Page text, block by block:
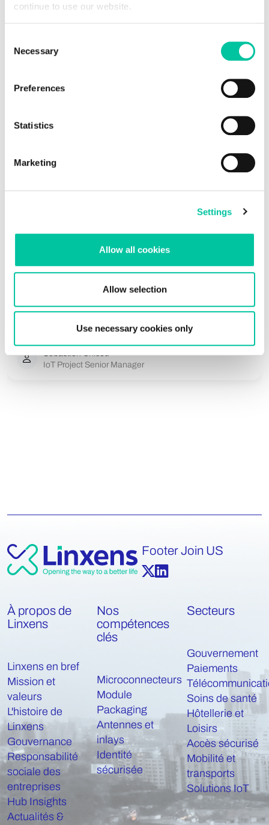
continue to use our website.
Selection
Necessary
Preferences
Statistics
Marketing
Settings
Allow all cookies
Allow selection
Use necessary cookies only
Linxens, partenaire du projet Wibatts
Le projet Wibatts vise à développer une étiquette RFID qui se
dégrade si les critères de température de la chaîne du froid ne
Sébastien Chicou
IoT Project Senior Manager
Footer Join US
À propos de
Linxens
Linxens en bref
Mission et
valeurs
L'histoire de
Linxens
Gouvernance
Responsabilité
sociale des
entreprises
Hub Insights
Actualités &
Nos
compétences
clés
Microconnecteurs
Module
Packaging
Antennes et
inlays
Identité
sécurisée
Secteurs
Gouvernement
Paiements
Soins de santé
Hôtellerie et
Loisirs
Accès sécurisé
Mobilité et
transports
Solutions IoT